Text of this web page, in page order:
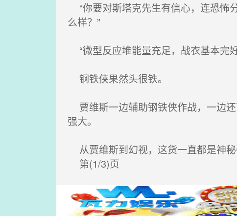
“你要对斯塔克先生有信心，连恐怖
么样？”
“微型反应堆能量充足，战衣基本完
钢铁侠果然头很铁。
贾维斯一边辅助钢铁侠作战，一边
强大。
从贾维斯到幻视，这货一直都是神秘
第(1/3)页